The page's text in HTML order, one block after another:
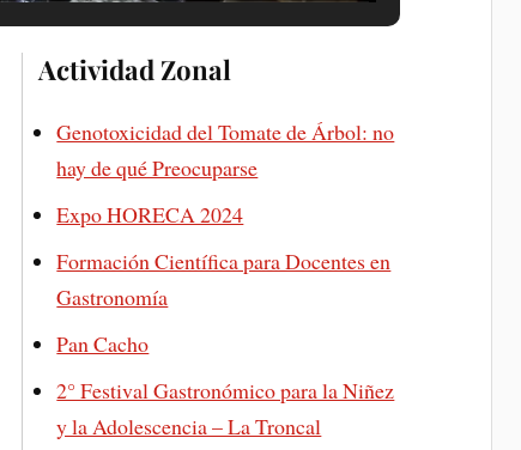
Actividad Zonal
Genotoxicidad del Tomate de Árbol: no
hay de qué Preocuparse
Expo HORECA 2024
Formación Científica para Docentes en
Gastronomía
Pan Cacho
2° Festival Gastronómico para la Niñez
y la Adolescencia – La Troncal